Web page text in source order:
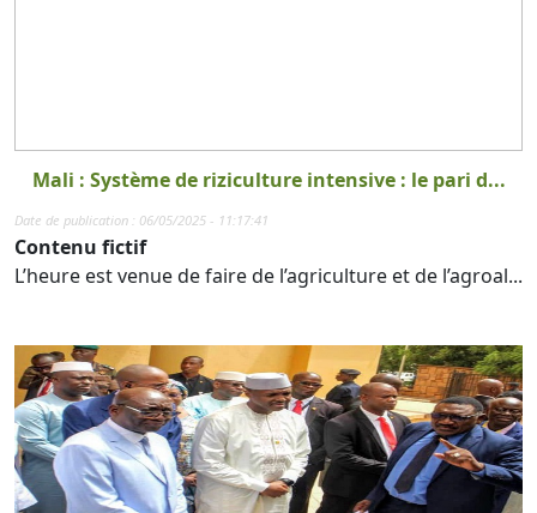
Mali : Système de riziculture intensive : le pari d...
Date de publication : 06/05/2025 - 11:17:41
Contenu fictif
L’heure est venue de faire de l’agriculture et de l’agroal...